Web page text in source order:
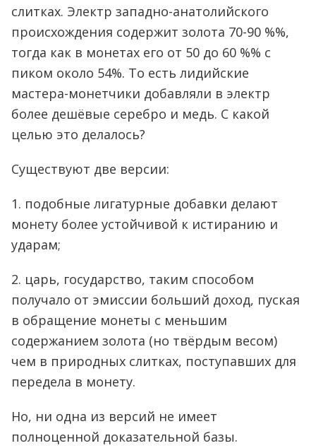
слитках. Электр западно-анатолийского
происхождения содержит золота 70-90 %%,
тогда как в монетах его от 50 до 60 %% с
пиком около 54%. То есть лидийские
мастера-монетчики добавляли в электр
более дешёвые серебро и медь. С какой
целью это делалось?
Существуют две версии:
1. подобные лигатурные добавки делают
монету более устойчивой к истиранию и
ударам;
2. царь, государство, таким способом
получало от эмиссии больший доход, пуская
в обращение монеты с меньшим
содержанием золота (но твёрдым весом)
чем в природных слитках, поступавших для
передела в монету.
Но, ни одна из версий не имеет
полноценной доказательной базы.